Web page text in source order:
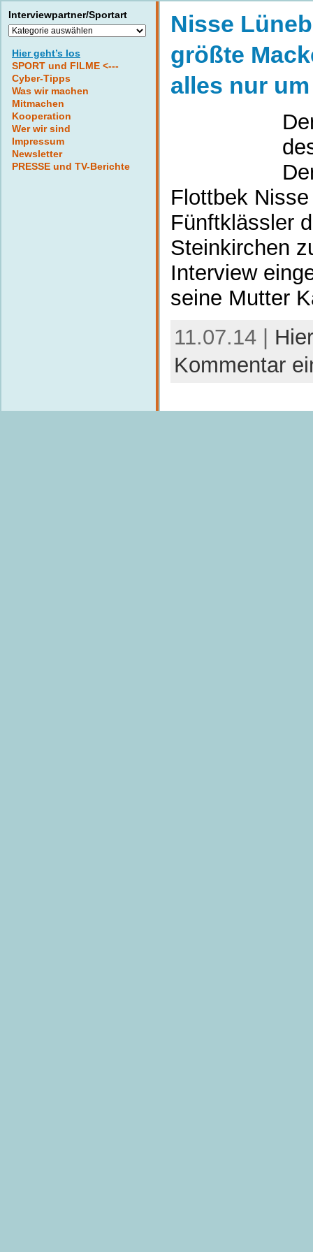
Interviewpartner/Sportart
Interviewpartner/Sportart
Hier geht’s los
SPORT und FILME <---
Cyber-Tipps
Was wir machen
Mitmachen
Kooperation
Wer wir sind
Impressum
Newsletter
PRESSE und TV-Berichte
Nisse
größte
alles nur
Flottbek
Fünftklässler
Steinkirchen
Interview
seine Mutter
11.07.14 |
Kommentar